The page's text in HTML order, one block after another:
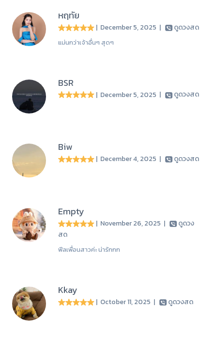
หฤทัย
| December 5, 2025 | ดูดวงสด
แม่นกว่าเจ้าอื่นๆ สุดๆ
BSR
| December 5, 2025 | ดูดวงสด
Biw
| December 4, 2025 | ดูดวงสด
Empty
| November 26, 2025 |
ดูดวง
สด
ฟีลเพื่อนสาวค่ะ น่ารักกก
Kkay
| October 11, 2025 | ดูดวงสด